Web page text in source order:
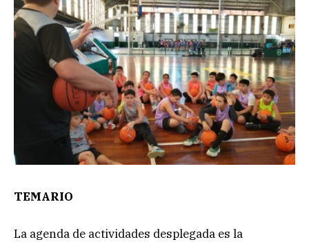
TEMARIO
La agenda de actividades desplegada es la